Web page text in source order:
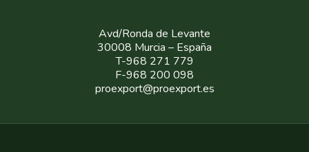
Avd/Ronda de Levante
30008 Murcia – España
T-968 271 779
F-968 200 098
proexport@proexport.es